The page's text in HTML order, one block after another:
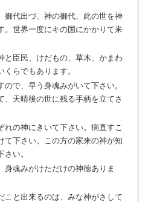
御代出づ、神の御代、此の世を神
。世界一度にキの国にかかりて来
臣民、けだもの、草木、かまわ
らでもあります。
で、早う身魂みがいて下さい。
、天晴後の世に残る手柄を立てさ
の神にきいて下さい。病直すこ
て下さい。この方の家来の神が知
い。
魂みがけただけの神徳ありま
と出来るのは、みな神がさして